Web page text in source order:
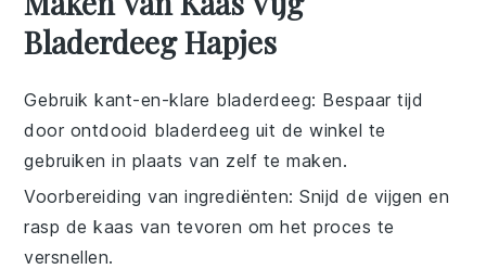
Bladerdeeg Hapjes
Gebruik kant-en-klare bladerdeeg: Bespaar tijd
door ontdooid bladerdeeg uit de winkel te
gebruiken in plaats van zelf te maken.
Voorbereiding van ingrediënten: Snijd de vijgen en
rasp dekaas van tevoren om het proces te
versnellen.